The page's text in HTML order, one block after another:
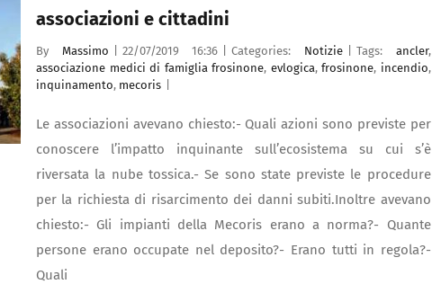
associazioni e cittadini
By Massimo 22/07/2019 16:36 Categories: Notizie Tags: ancler,
associazione medici di famiglia frosinone, evlogica,frosinone, incendio,
inquinamento, mecoris
Le associazioni avevano chiesto:- Quali azioni sono previste per
conoscere l’impatto inquinante sull’ecosistema su cui s’è
riversata la nube tossica.- Se sono state previste le procedure
per la richiesta di risarcimento dei danni subiti.Inoltre avevano
chiesto:- Gli impianti della Mecoris erano a norma?- Quante
persone erano occupate nel deposito?- Erano tutti in regola?-
Quali